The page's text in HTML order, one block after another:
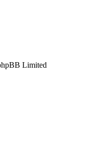
Limited